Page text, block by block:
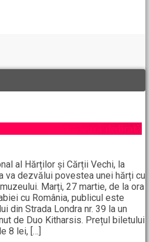
al Hărților și Cărții Vechi, la
va dezvălui povestea unei hărți cu
Marți, 27 martie, de la ora
cu România, publicul este
din Strada Londra nr. 39 la un
de Duo Kitharsis. Prețul biletului
8 lei, […]